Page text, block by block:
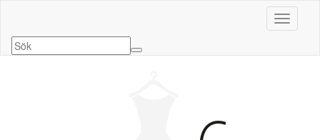
Slå på/